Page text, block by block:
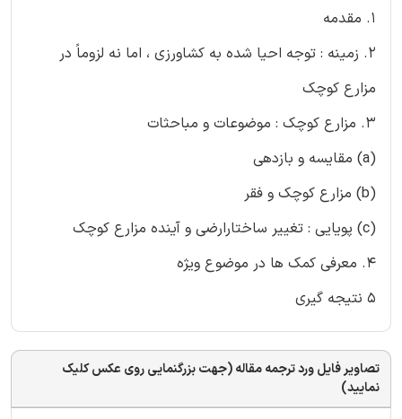
1. مقدمه
2. زمینه : توجه احیا شده به كشاورزی ، اما نه لزوماً در
مزارع كوچك
3. مزارع كوچك : موضوعات و مباحثات
(a) مقایسه و بازدهی
(b) مزارع كوچك و فقر
(c) پویایی : تغییر ساختارارضی و آینده مزارع كوچك
4. معرفی كمك ها در موضوع ویژه
5 نتیجه گیری
تصاویر فایل ورد ترجمه مقاله (جهت بزرگنمایی روی عکس کلیک
نمایید)